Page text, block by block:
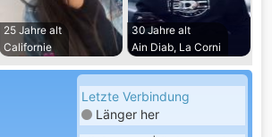
25 Jahre alt
Californie
30 Jahre alt
Ain Diab, La Corni
Letzte Verbindung
Länger her